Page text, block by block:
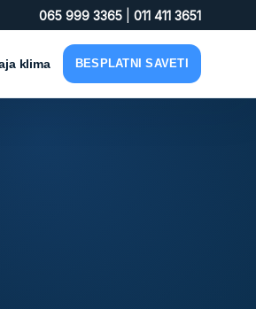
065 999 3365 011 411 3651
klima BESPLATNI SAVETI